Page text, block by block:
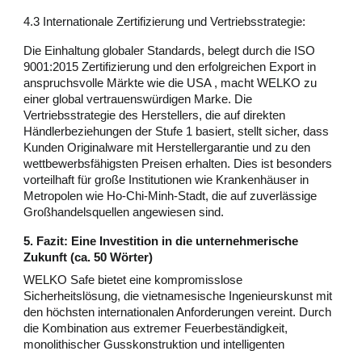
4.3 Internationale Zertifizierung und Vertriebsstrategie:
Die Einhaltung globaler Standards, belegt durch die ISO
9001:2015 Zertifizierung und den erfolgreichen Export in
anspruchsvolle Märkte wie die USA , macht WELKO zu
einer global vertrauenswürdigen Marke. Die
Vertriebsstrategie des Herstellers, die auf direkten
Händlerbeziehungen der Stufe 1 basiert, stellt sicher, dass
Kunden Originalware mit Herstellergarantie und zu den
wettbewerbsfähigsten Preisen erhalten. Dies ist besonders
vorteilhaft für große Institutionen wie Krankenhäuser in
Metropolen wie Ho-Chi-Minh-Stadt, die auf zuverlässige
Großhandelsquellen angewiesen sind.
5. Fazit: Eine Investition in die unternehmerische
Zukunft (ca. 50 Wörter)
WELKO Safe bietet eine kompromisslose
Sicherheitslösung, die vietnamesische Ingenieurskunst mit
den höchsten internationalen Anforderungen vereint. Durch
die Kombination aus extremer Feuerbeständigkeit,
monolithischer Gusskonstruktion und intelligenten